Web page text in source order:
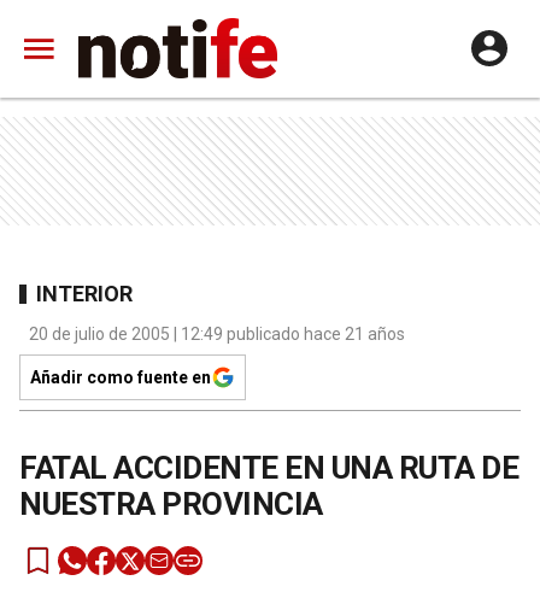
INTERIOR
20 de julio de 2005 | 12:49 publicado hace 21 años
Añadir como fuente en
FATAL ACCIDENTE EN UNA RUTA DE
NUESTRA PROVINCIA